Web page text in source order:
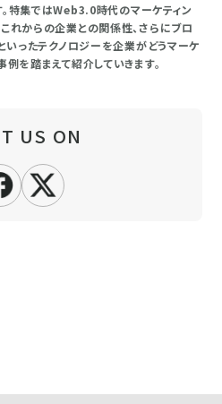
特集ではWeb3.0時代のマーケティン
れからの企業との関係性、さらにブロ
いったテクノロジーを企業がどうマーケ
を踏まえて紹介していきます。
US ON